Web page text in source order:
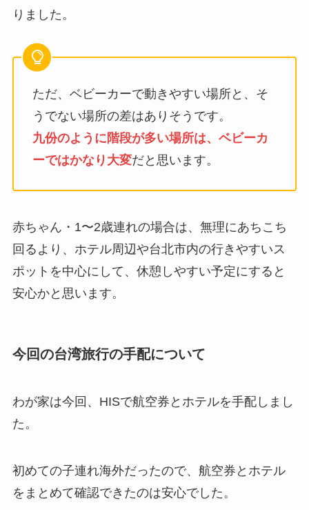
りました。
ただ、ベビーカーで動きやすい場所と、そ
うでない場所の差はありそうです。
九份のように階段が多い場所は、ベビーカ
ーではかなり大変だと思います。
赤ちゃん・1〜2歳連れの場合は、無理にあちこち
回るより、ホテル周辺や台北市内の行きやすいス
ポットを中心にして、休憩しやすい予定にすると
安心かと思います。
今回の台湾旅行の手配について
わが家は今回、HISで航空券とホテルを手配しまし
た。
初めての子連れ海外だったので、航空券とホテル
をまとめて確認できたのは安心でした。